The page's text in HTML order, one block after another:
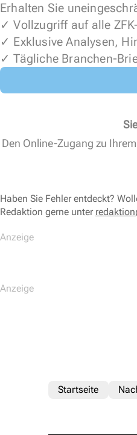
Erhalten Sie
✓ Vollzugriff auf alle
✓ Exklusive Analysen,
✓ Tägliche Branchen-
Den Online-Zugang zu
Haben Sie Fehler entdeckt?
Redaktion gerne unter
Startseite